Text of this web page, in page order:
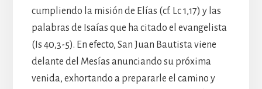
cumpliendo la misión de Elías (cf. Lc 1,17) y las
palabras de Isaías que ha citado el evangelista
(Is 40,3-5). En efecto, San Juan Bautista viene
delante del Mesías anunciando su próxima
venida, exhortando a prepararle el camino y